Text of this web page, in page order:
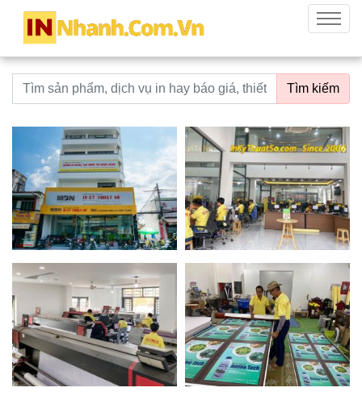
innhanh.com.vn
Menu
Từ khoá tìm kiếm Tìm kiếm